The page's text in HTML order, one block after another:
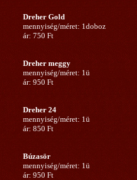
Dreher Gold
mennyiség/méret: 1doboz
ár: 750 Ft
Dreher meggy
mennyiség/méret: 1ü
ár: 950 Ft
Dreher 24
mennyiség/méret: 1ü
ár: 850 Ft
Búzasör
mennyiség/méret: 1ü
ár: 950 Ft